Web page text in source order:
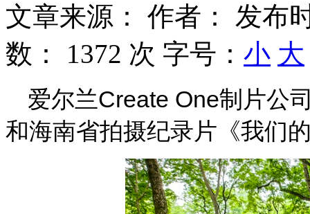
文章来源： 作者：
发布
数： 1372 次 字号： 小 大
爱尔兰Create One制片公
和海南省拍摄纪录片《我们